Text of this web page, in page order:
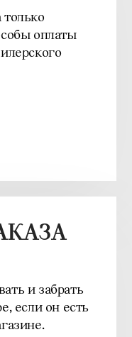
оплаты
и забрать
если он есть